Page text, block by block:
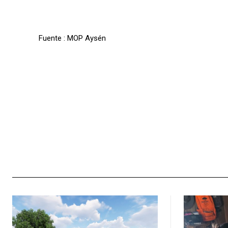
Fuente : MOP Aysén